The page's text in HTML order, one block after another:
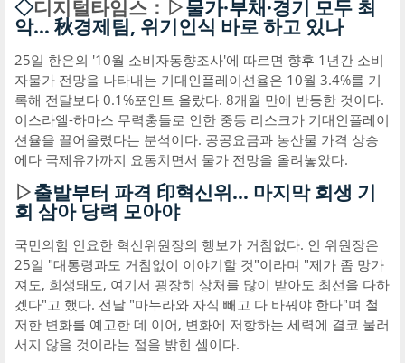
◇디지털타임스：▷물가·부채·경기 모두 최
악… 秋경제팀, 위기인식 바로 하고 있나
25일 한은의 '10월 소비자동향조사'에 따르면 향후 1년간 소비
자물가 전망을 나타내는 기대인플레이션율은 10월 3.4%를 기
록해 전달보다 0.1%포인트 올랐다. 8개월 만에 반등한 것이다.
이스라엘-하마스 무력충돌로 인한 중동 리스크가 기대인플레이
션율을 끌어올렸다는 분석이다. 공공요금과 농산물 가격 상승
에다 국제유가까지 요동치면서 물가 전망을 올려놓았다.
▷출발부터 파격 印혁신위… 마지막 회생 기
회 삼아 당력 모아야
국민의힘 인요한 혁신위원장의 행보가 거침없다. 인 위원장은
25일 "대통령과도 거침없이 이야기할 것"이라며 "제가 좀 망가
져도, 희생돼도, 여기서 굉장히 상처를 많이 받아도 최선을 다하
겠다"고 했다. 전날 "마누라와 자식 빼고 다 바꿔야 한다"며 철
저한 변화를 예고한 데 이어, 변화에 저항하는 세력에 결코 물러
서지 않을 것이라는 점을 밝힌 셈이다.